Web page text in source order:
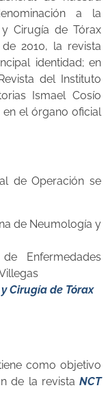
a la
Cirugía de Tórax
2010, la revista
identidad; en
del Instituto
Ismael Cosío
en el órgano oficial
de Operación se
de Neumología y
Enfermedades
Cirugía de Tórax
como objetivo
de la revista NCT